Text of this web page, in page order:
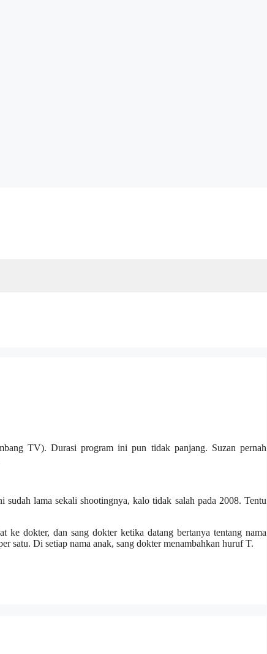
TV). Durasi program ini pun tidak panjang. Suzan pernah
lama sekali shootingnya, kalo tidak salah pada 2008. Tentu
ke dokter, dan sang dokter ketika datang bertanya tentang nama
satu. Di setiap nama anak, sang dokter menambahkan huruf T.